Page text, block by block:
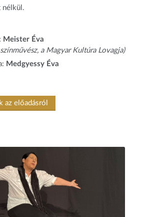
nélkül.
Meister Éva
a Magyar Kultúra Lovagja)
Medgyessy Éva
az előadásról